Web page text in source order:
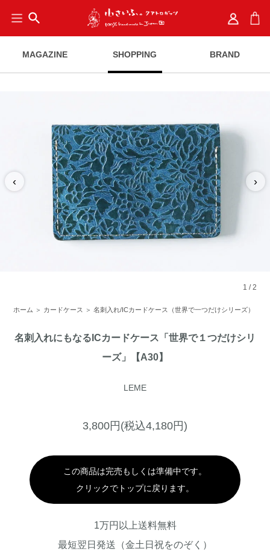
search
MAGAZINE SHOPPING BRAND
‹ ›
1 /2
ホーム ＞ カードケース ＞名刺入れ/ICカードケース（世界で一つだけシリーズ）
名刺入れにもなるICカードケース「世界で１つだけシリ
ーズ」【A30】
LEME
3,800円(税込4,180円)
この商品は完売もしくは準備中です。
クリックでトップに戻ります。
1万円以上送料無料
最短翌日発送（金土日祝をのぞく）